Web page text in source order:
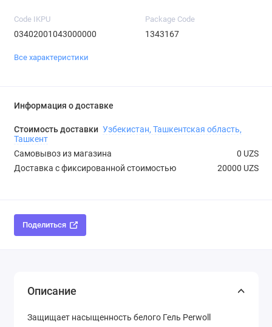
Code IKPU
03402001043000000
Package Code
1343167
Все характеристики
Информация о доставке
Стоимость доставки Узбекистан, Ташкентская область,
Ташкент
Самовывоз из магазина
0 UZS
Доставка с фиксированной стоимостью
20000 UZS
Поделиться
Описание
Защищает насыщенность белого Гель Perwoll